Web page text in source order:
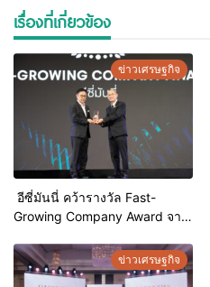
เรื่องที่เกี่ยวข้อง
ข่าวเศรษฐกิจ
อีซี่มันนี่ คว้ารางวัล Fast-
Growing Company Award จาก
Awards 2026
ข่าวเศรษฐกิจ